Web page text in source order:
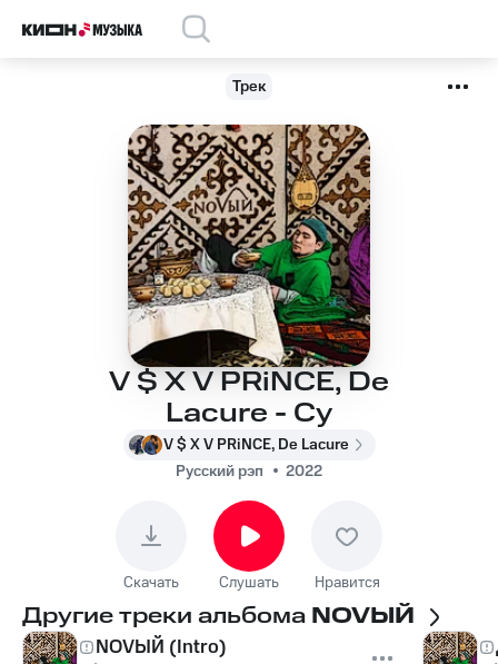
Трек
V $ X V PRiNCE, De
Lacure - Су
V $ X V PRiNCE, De Lacure
Русский рэп
2022
Скачать Слушать Нравится
Другие треки альбома NOVЫЙ
NOVЫЙ (Intro)